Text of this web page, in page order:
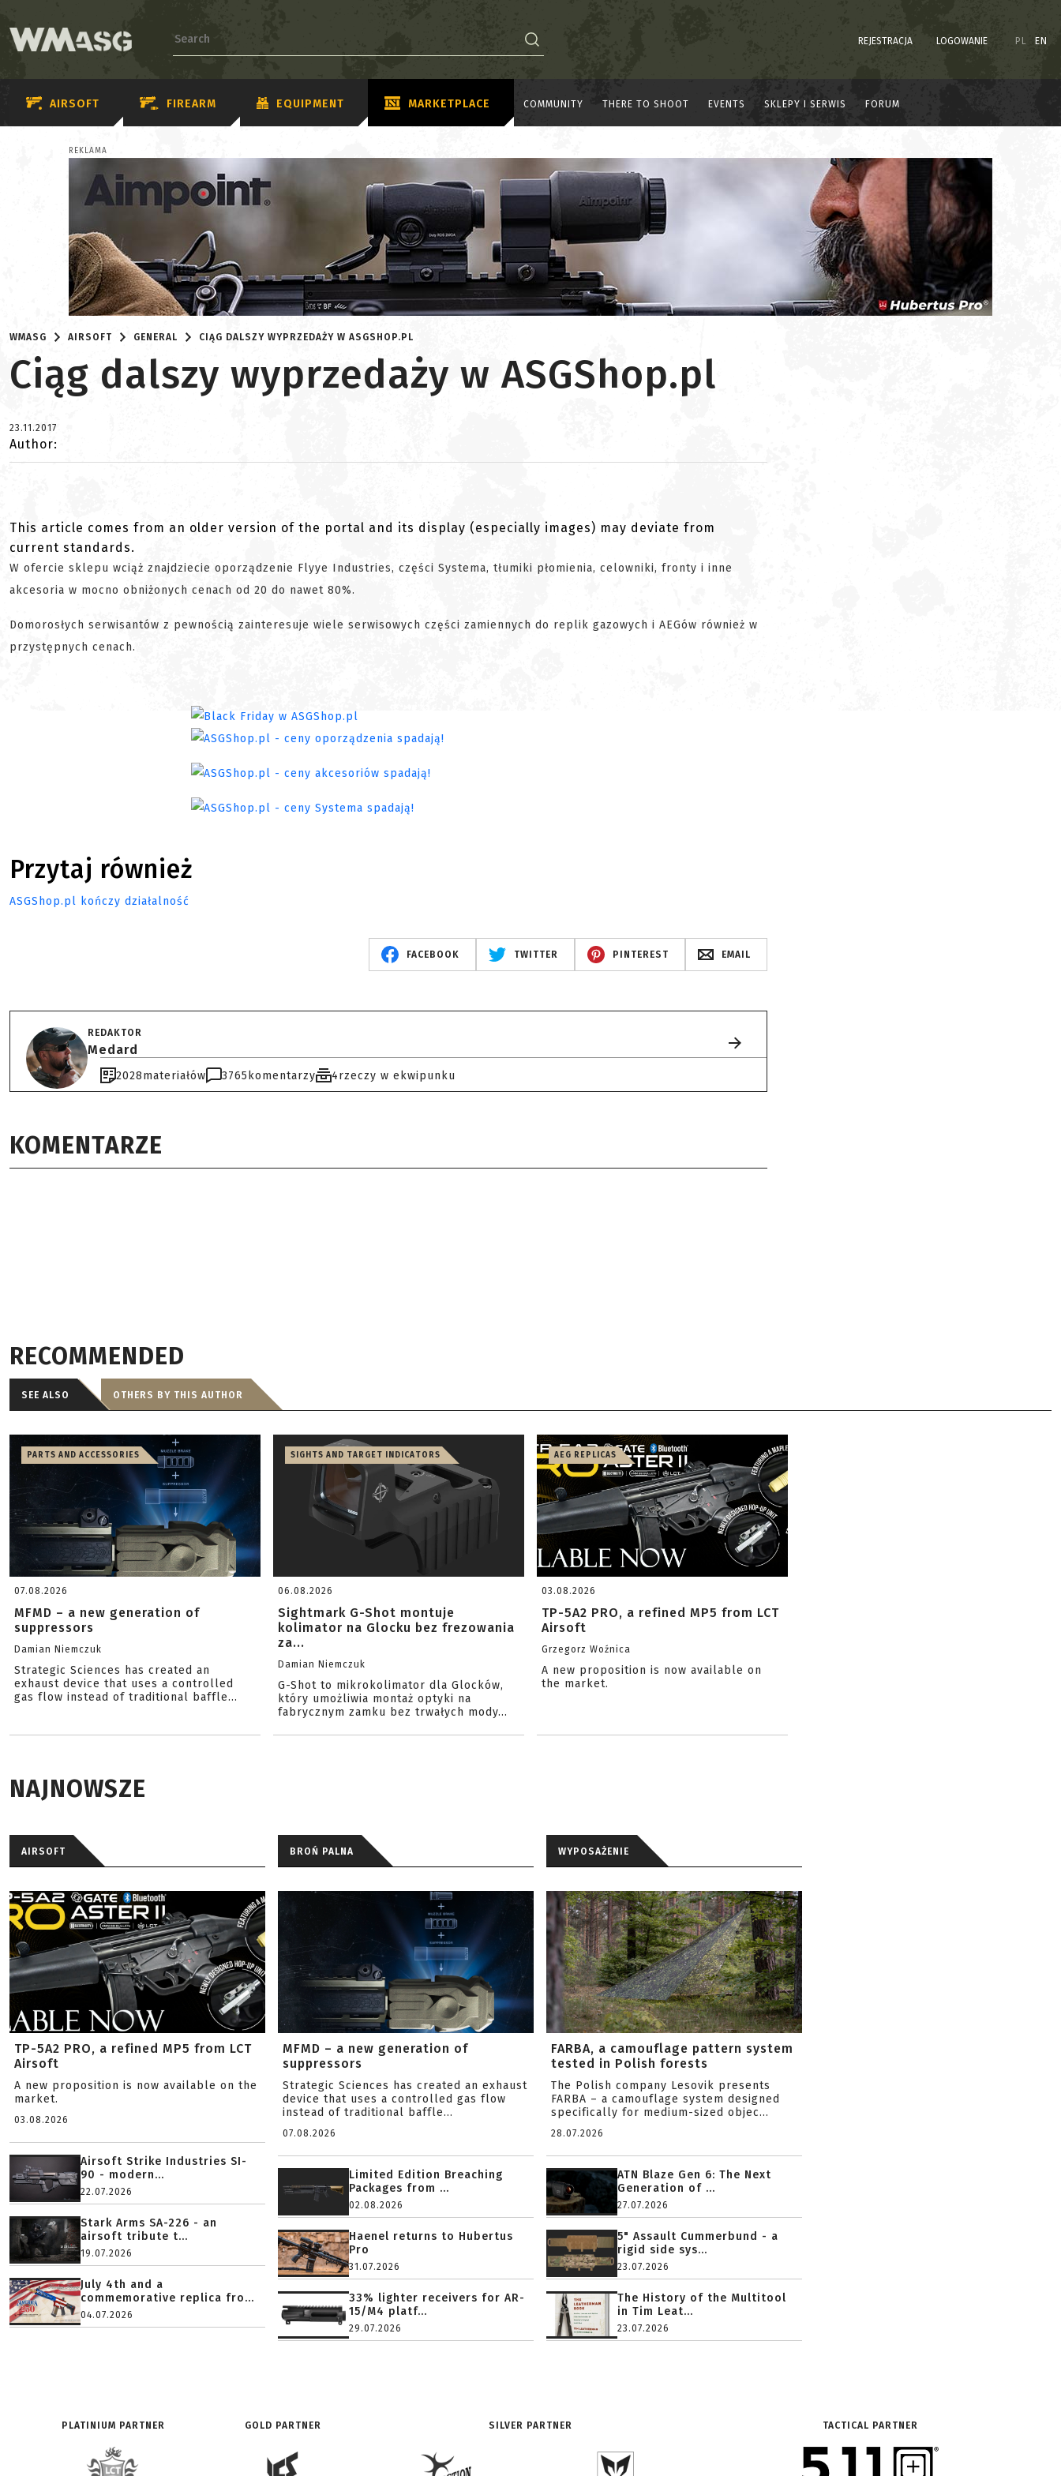
REJESTRACJA LOGOWANIE PL EN
AIRSOFT FIREARM EQUIPMENT MARKETPLACE COMMUNITY THERE TO SHOOT EVENTS SKLEPY I SERWIS FORUM
REKLAMA
WMASG AIRSOFT GENERAL CIĄG DALSZY WYPRZEDAŻY W ASGSHOP.PL
Ciąg dalszy wyprzedaży w ASGShop.pl
23.11.2017
Author:
This article comes from an older version of the portal and its display (especially images) may deviate from
current standards.
W ofercie sklepu wciąż znajdziecie oporządzenie Flyye Industries, części Systema, tłumiki płomienia, celowniki, fronty i inne
akcesoria w mocno obniżonych cenach od 20 do nawet 80%.
Domorosłych serwisantów z pewnością zainteresuje wiele serwisowych części zamiennych do replik gazowych i AEGów również w
przystępnych cenach.
Przytaj również
ASGShop.pl kończy działalność
FACEBOOK TWITTER PINTEREST EMAIL
REDAKTOR
Medard
2028materiałów 3765 komentarzy 4rzeczy w ekwipunku
KOMENTARZE
RECOMMENDED
SEE ALSO OTHERS BY THIS AUTHOR
PARTS AND ACCESSORIES
07.08.2026
MFMD – a new generation of
suppressors
Damian Niemczuk
Strategic Sciences has created an
exhaust device that uses a controlled
gas flow instead of traditional baffle...
SIGHTS AND TARGET INDICATORS
06.08.2026
Sightmark G-Shot montuje
kolimator na Glocku bez frezowania
za...
Damian Niemczuk
G-Shot to mikrokolimator dla Glocków,
który umożliwia montaż optyki na
fabrycznym zamku bez trwałych mody...
AEG REPLICAS
03.08.2026
TP-5A2 PRO, a refined MP5 from LCT
Airsoft
Grzegorz Woźnica
A new proposition is now available on
the market.
NAJNOWSZE
AIRSOFT
TP-5A2 PRO, a refined MP5 from LCT
Airsoft
A new proposition is now available on the
market.
03.08.2026
Airsoft Strike Industries SI-
90 - modern...
22.07.2026
Stark Arms SA-226 - an
airsoft tribute t...
19.07.2026
July 4th and a
commemorative replica fro...
04.07.2026
BROŃ PALNA
MFMD – a new generation of
suppressors
Strategic Sciences has created an exhaust
device that uses a controlled gas flow
instead of traditional baffle...
07.08.2026
Limited Edition Breaching
Packages from ...
02.08.2026
Haenel returns to Hubertus
Pro
31.07.2026
33% lighter receivers for AR-
15/M4 platf...
29.07.2026
WYPOSAŻENIE
FARBA, a camouflage pattern system
tested in Polish forests
The Polish company Lesovik presents
FARBA – a camouflage system designed
specifically for medium-sized objec...
28.07.2026
ATN Blaze Gen 6: The Next
Generation of ...
27.07.2026
5" Assault Cummerbund - a
rigid side sys...
23.07.2026
The History of the Multitool
in Tim Leat...
23.07.2026
PLATINIUM PARTNER GOLD PARTNER SILVER PARTNER TACTICAL PARTNER